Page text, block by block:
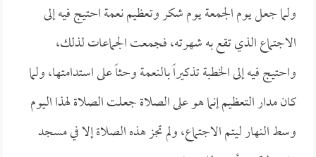
ولما جعل يوم الجمعة يوم شكر وتعظيم نعمة احتيج فيه إلى
الاجتماع الذي تقع به شهرته، فجمعت الجماعات لذلك،
واحتيج فيه إلى الخطبة تذكيراً بالنعمة وحثاً على استدامتها، ولما
كان مدار التعظيم إنما هو على الصلاة جعلت الصلاة لهذا اليوم
وسط النهار ليتم الاجتماع، ولم تجز هذه الصلاة إلا في مسجد